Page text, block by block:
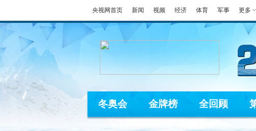
央视网首页 新闻 视频 经济 体育 军事 更多
冬奥会 金牌榜 全回顾